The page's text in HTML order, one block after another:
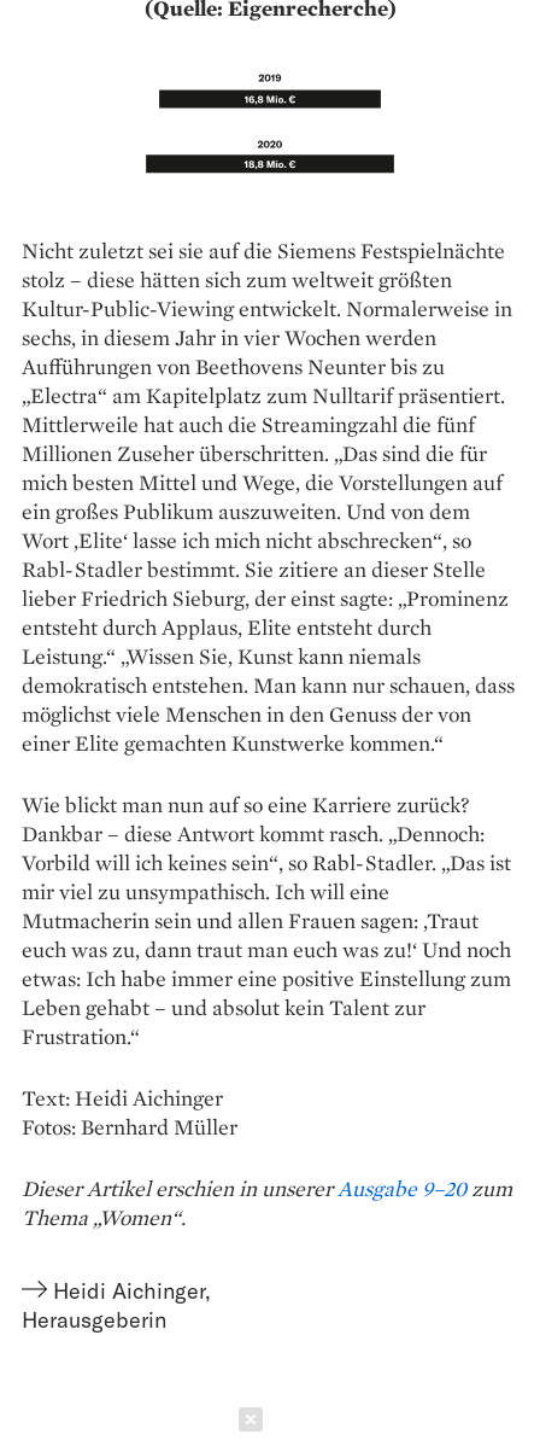
(Quelle: Eigenrecherche)
Nicht zuletzt sei sie auf die Siemens Festspielnächte
stolz – diese hätten sich zum weltweit größten
Kultur-Public-Viewing entwickelt. Normalerweise in
sechs, in diesem Jahr in vier Wochen werden
Aufführungen von Beethovens Neunter bis zu
„Electra“ am Kapitelplatz zum Nulltarif präsentiert.
Mittlerweile hat auch die Streamingzahl die fünf
Millionen Zuseher überschritten. „Das sind die für
mich besten Mittel und Wege, die Vorstellungen auf
ein großes ­Publikum auszuweiten. Und von dem
Wort ‚Elite‘ lasse ich mich nicht abschrecken“, so
Rabl-Stadler bestimmt. Sie zitiere an dieser Stelle
lieber Friedrich Sieburg, der einst sagte: „Prominenz
entsteht durch Applaus, Elite entsteht durch
Leistung.“ „Wissen Sie, Kunst kann niemals
demokratisch entstehen. Man kann nur schauen, dass
möglichst viele Menschen in den Genuss der von
einer Elite gemachten Kunstwerke kommen.“
Wie blickt man nun auf so eine ­Karriere ­zurück?
Dankbar – diese Antwort kommt rasch. „Dennoch:
Vorbild will ich keines sein“, so Rabl-Stadler. „Das ist
mir viel zu unsympathisch. Ich will eine
Mutmacherin sein und allen ­Frauen ­sagen: ‚Traut
euch was zu, dann traut man euch was zu!‘ Und noch
etwas: Ich habe immer eine positive Einstellung zum
Leben gehabt – und ­absolut kein Talent zur
Frustration.“
Text: Heidi Aichinger
Fotos: Bernhard Müller
Dieser Artikel erschien in unsererAusgabe 9–20zum
Thema „Women“.
Heidi Aichinger,
Herausgeberin